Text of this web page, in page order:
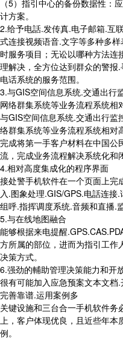
（5）指引中心的备份数据性：
计方案。
2.给予电話.发传真.电子邮箱.互
式连接视频语音.文字等多种多
时服务项目；无讼以哪种方法
理解决，全方位达到群众的警报
电话系统的服务范围。
3.与GIS空间信息系统.交通出行
网络群集系统等业务流程系统
与GIS空间信息系统.交通出行监
络群集系统等业务流程系统相对
完成将第一手客户材料在中国
流，完成业务流程解决系统化和
4.相对高度集成化的程序界面
接处警手机软件在一个页面上完
入.图象处理.GIS/GPS.电話连接
组呼.指挥调度系统.音频和直播.
5.与在线地图融合
能够根据来电提醒
方所属的部位，进而为指引工作
决策方式。
6.强劲的輔助管理决策能力和开
很有可能加入应急预案文本文
完善靠谱.运用案例多
关键设施和三台合一手机软件务
上，客户体现优良，且近些年本
例。